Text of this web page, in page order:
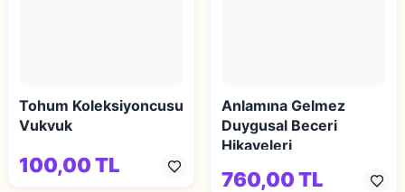
Tohum Koleksiyoncusu
Vukvuk
100,00 TL
Anlamına Gelmez
Duygusal Beceri
Hikayeleri
760,00 TL